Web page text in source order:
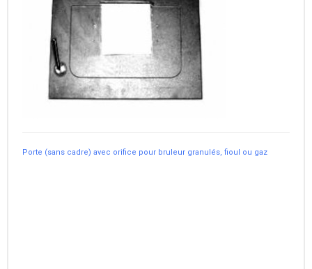
Porte (sans cadre) avec orifice pour bruleur granulés, fioul ou gaz